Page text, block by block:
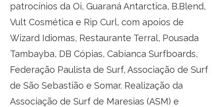
patrocínios da Oi, Guaraná Antarctica, B.Blend,
Vult Cosmética e Rip Curl, com apoios de
Wizard Idiomas, Restaurante Terral, Pousada
Tambayba, DB Cópias, Cabianca Surfboards,
Federação Paulista de Surf, Associação de Surf
de São Sebastião e Somar. Realização da
Associação de Surf de Maresias (ASM) e